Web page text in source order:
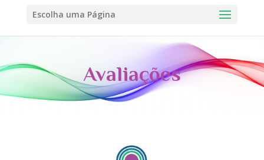
Escolha uma Página
Avaliações